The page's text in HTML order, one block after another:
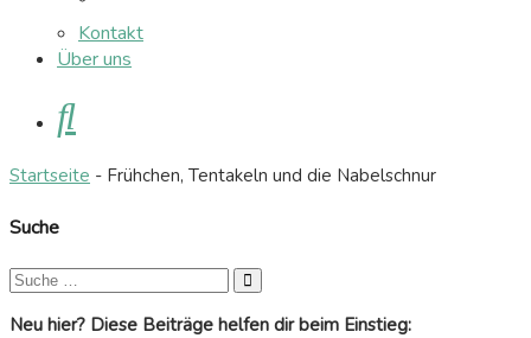
Kontakt
Über uns
Suche
Startseite - Frühchen, Tentakeln und die Nabelschnur
Suche
Neu hier? Diese Beiträge helfen dir beim Einstieg: